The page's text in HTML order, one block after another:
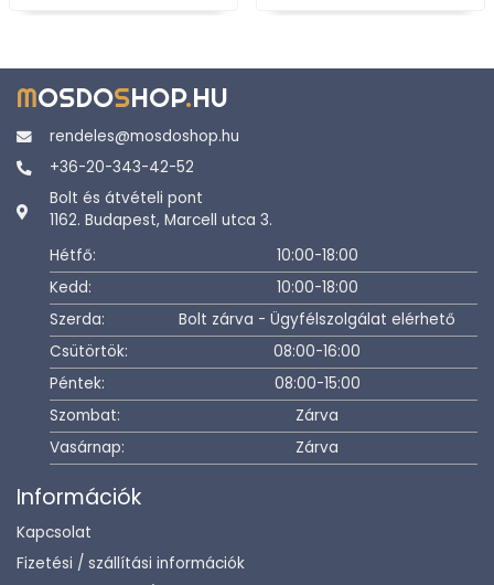
MOSDOSHOP.HU
rendeles@mosdoshop.hu
+36-20-343-42-52
Bolt és átvételi pont
1162. Budapest, Marcell utca 3.
Hétfő:
10:00-18:00
Kedd:
10:00-18:00
Szerda:
Bolt zárva - Ügyfélszolgálat elérhető
Csütörtök:
08:00-16:00
Péntek:
08:00-15:00
Szombat:
Zárva
Vasárnap:
Zárva
Információk
Kapcsolat
Fizetési / szállítási információk